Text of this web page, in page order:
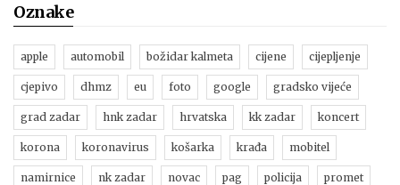
Oznake
apple automobil božidar kalmeta cijene cijepljenje
cjepivo dhmz eu foto google gradsko vijeće
grad zadar hnk zadar hrvatska kk zadar koncert
korona koronavirus košarka krađa mobitel
namirnice nk zadar novac pag policija promet